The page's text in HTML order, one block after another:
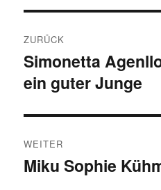
ZURÜCK
Vorheriger
Beitrag:
Simonetta
ein guter Junge
WEITER
Nächster
Miku Sophie